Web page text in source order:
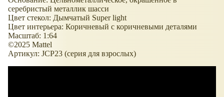
серебристый металлик шасси
Цвет стекол: Дымчатый Super light
Цвет интерьера: Коричневый с коричневыми деталями
Масштаб: 1:64
©2025 Mattel
Артикул: JCP23 (серия для взрослых)